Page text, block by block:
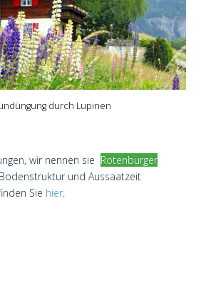
durch Lupinen
wir nennen sie Rotenburger
und Aussaatzeit
Sie hier.